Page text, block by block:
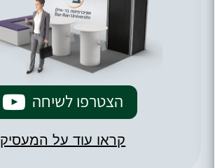
הצטרפו לשיחה
קראו עוד על המעסיק